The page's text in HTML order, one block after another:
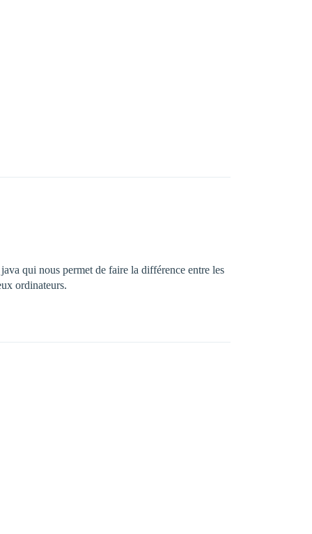
qui nous permet de faire la différence entre les
ordinateurs.